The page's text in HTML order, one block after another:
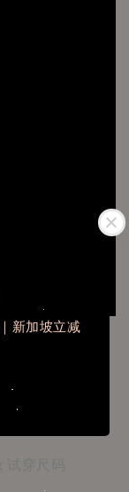
新加坡立减
穿尺码